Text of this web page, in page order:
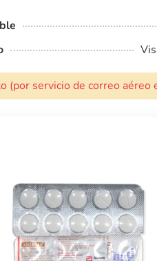
(por servicio de correo